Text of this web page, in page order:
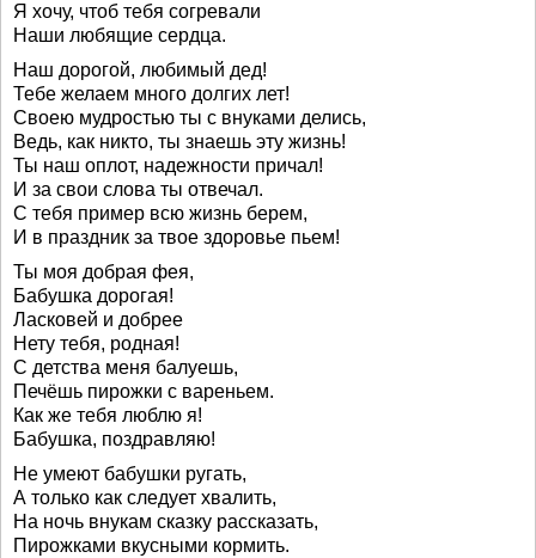
Я хочу, чтоб тебя согревали
Наши любящие сердца.
Наш дорогой, любимый дед!
Тебе желаем много долгих лет!
Своею мудростью ты с внуками делись,
Ведь, как никто, ты знаешь эту жизнь!
Ты наш оплот, надежности причал!
И за свои слова ты отвечал.
С тебя пример всю жизнь берем,
И в праздник за твое здоровье пьем!
Ты моя добрая фея,
Бабушка дорогая!
Ласковей и добрее
Нету тебя, родная!
С детства меня балуешь,
Печёшь пирожки с вареньем.
Как же тебя люблю я!
Бабушка, поздравляю!
Не умеют бабушки ругать,
А только как следует хвалить,
На ночь внукам сказку рассказать,
Пирожками вкусными кормить.